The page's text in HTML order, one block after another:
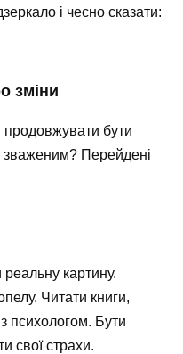
і чесно сказати:
зміни
продовжувати бути
Перейдені
картину.
Читати книги,
психологом. Бути
свої страхи.